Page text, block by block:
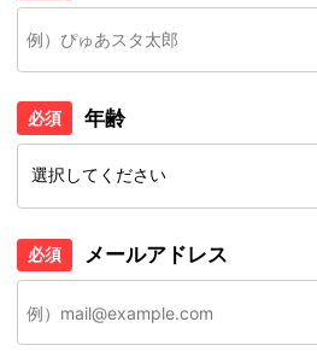
必須 年齢
必須 メールアドレス